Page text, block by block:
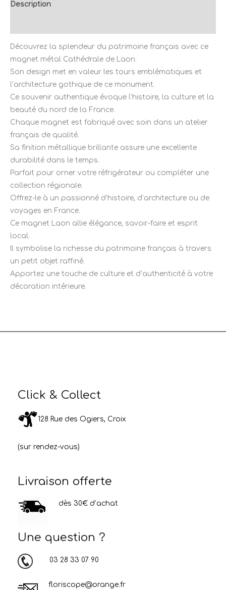
Description
Découvrez la splendeur du patrimoine français avec ce
magnet métal Cathédrale de Laon.
Son design met en valeur les tours emblématiques et
l’architecture gothique de ce monument.
Ce souvenir authentique évoque l’histoire, la culture et la
beauté du nord de la France.
Chaque magnet est fabriqué avec soin dans un atelier
français de qualité.
Sa finition métallique brillante assure une excellente
durabilité dans le temps.
Parfait pour orner votre réfrigérateur ou compléter une
collection régionale.
Offrez-le à un passionné d’histoire, d’architecture ou de
voyages en France.
Ce magnet Laon allie élégance, savoir-faire et esprit
local.
Il symbolise la richesse du patrimoine français à travers
un petit objet raffiné.
Apportez une touche de culture et d’authenticité à votre
décoration intérieure.
Click & Collect
128 Rue des Ogiers, Croix
(sur rendez-vous)
Livraison offerte
dès 30€ d’achat
Une question ?
03 28 33 07 90
floriscope@orange.fr